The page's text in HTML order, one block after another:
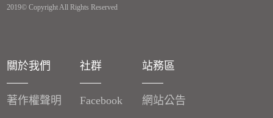
2019© Copyright All Rights Reserved
關於我們
著作權聲明
社群
Facebook
站務區
網站公告